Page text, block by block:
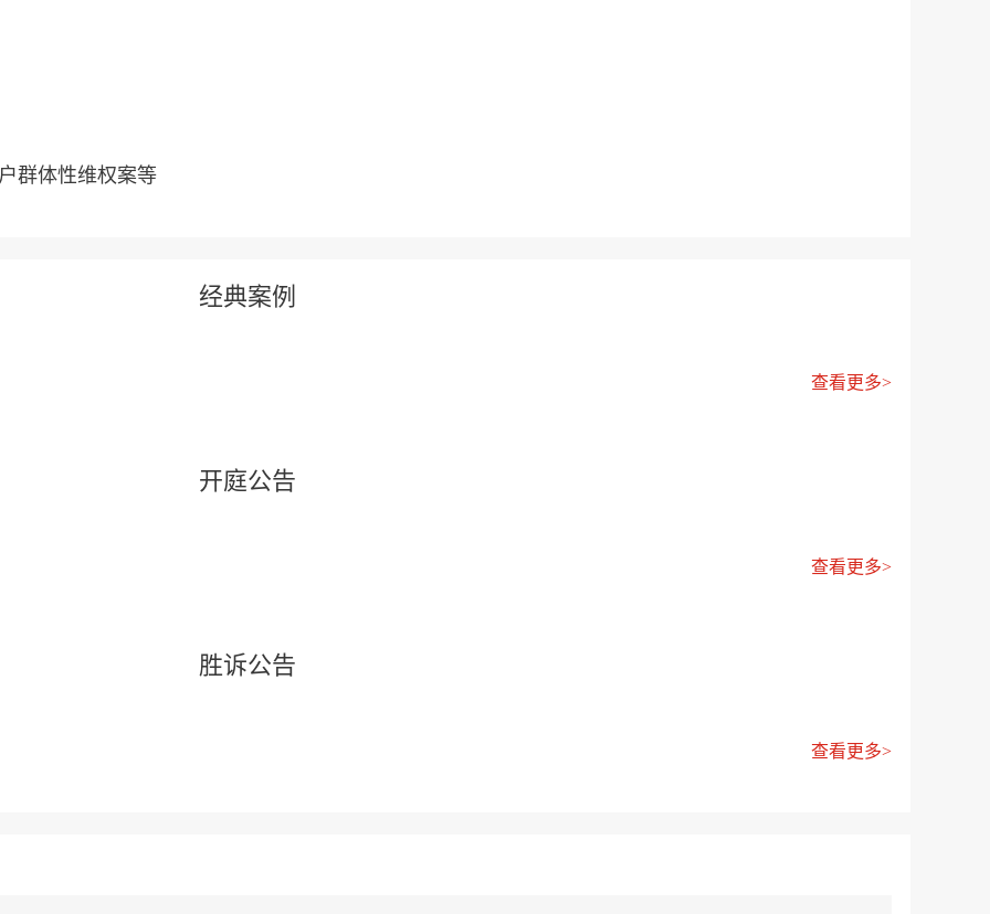
群体性维权案等
经典案例
查看更多>
开庭公告
查看更多>
胜诉公告
查看更多>